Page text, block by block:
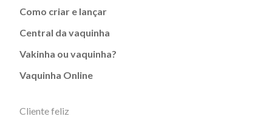
Como criar e lançar
Central da vaquinha
Vakinha ou vaquinha?
Vaquinha Online
Cliente feliz